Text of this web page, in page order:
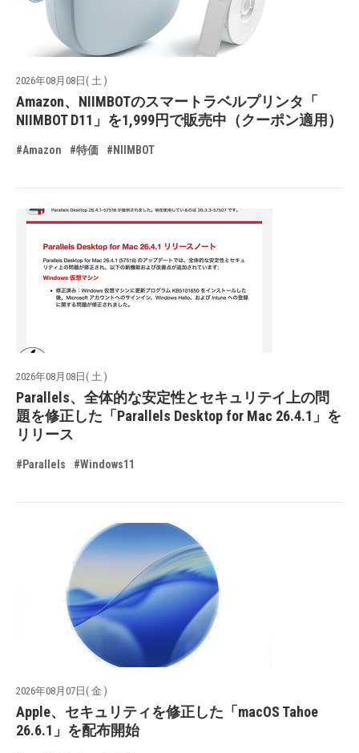
2026年08月08日( 土 )
Amazon、NIIMBOTのスマートラベルプリンタ「
NIIMBOT D11」を1,999円で販売中（クーポン適用）
#Amazon #特価 #NIIMBOT
2026年08月08日( 土 )
Parallels、全体的な安定性とセキュリテイ上の問
題を修正した「Parallels Desktop for Mac 26.4.1」を
リリース
#Parallels #Windows11
2026年08月07日( 金 )
Apple、セキュリティを修正した「macOS Tahoe
26.6.1」を配布開始